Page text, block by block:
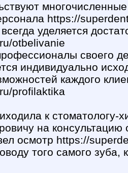
https://
уделяется
otbelivanie
своего
индивидуально
каждого
profilaktika
к стоматологу-
на консультацию
осмотр https://
того самого зуба,